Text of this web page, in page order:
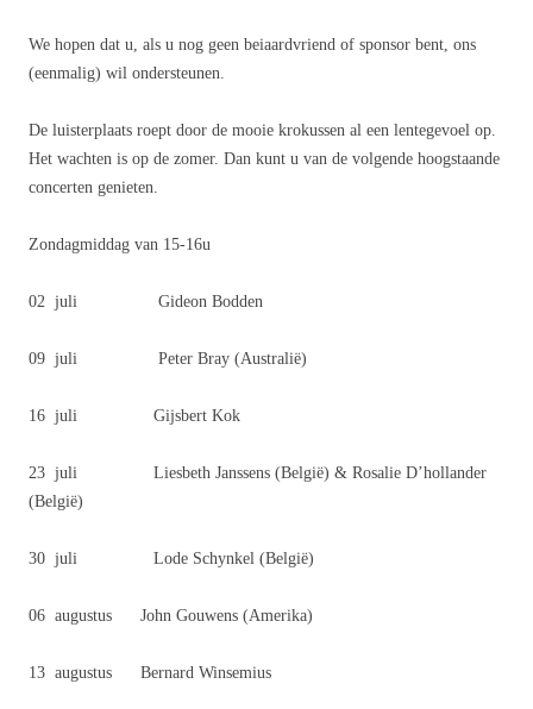
We hopen dat u, als u nog geen beiaardvriend of sponsor bent, ons
(eenmalig) wil ondersteunen.
De luisterplaats roept door de mooie krokussen al een lentegevoel op.
Het wachten is op de zomer. Dan kunt u van de volgende hoogstaande
concerten genieten.
Zondagmiddag van 15-16u
02 juli Gideon Bodden
09 juli Peter Bray (Australië)
16 juli Gijsbert Kok
23 juli Liesbeth Janssens (België) & Rosalie D’hollander
(België)
30 juli Lode Schynkel (België)
06 augustus John Gouwens (Amerika)
13 augustus Bernard Winsemius